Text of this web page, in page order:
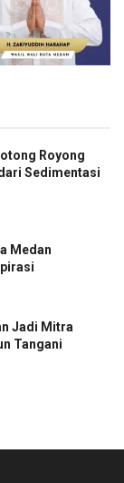
Royong
Sedimentasi
Medan
Jadi Mitra
Tangani